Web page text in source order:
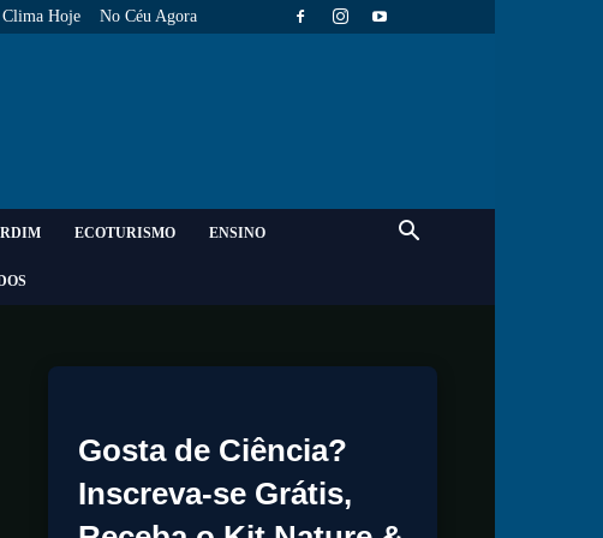
Clima Hoje No Céu Agora
ECOTURISMO ENSINO
Gosta de Ciência?
Inscreva-se Grátis,